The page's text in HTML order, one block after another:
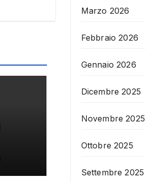
Marzo 2026
Febbraio 2026
Gennaio 2026
Dicembre 2025
Novembre 2025
Ottobre 2025
Settembre 2025